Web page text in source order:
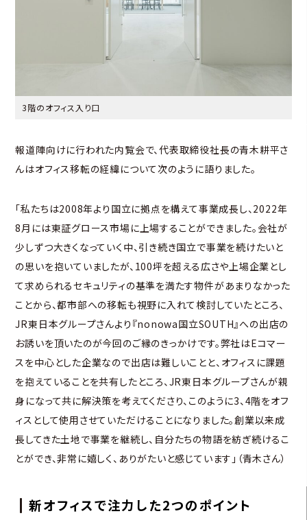
3階のオフィス入り口
報道陣向けに行われた内覧会で、代表取締役社長の青木耕平さ
んはオフィス移転の経緯について次のように語りました。
「私たちは2008年より国立に拠点を構えて事業成長し、2022年
8月には東証グロース市場に上場することができました。会社が
少しずつ大きくなっていく中、引き続き国立で事業を続けたいと
の思いを抱いていましたが、100坪を超える広さや上場企業とし
て求められるセキュリティの基準を満たす物件があまりなかった
ことから、都市部への移転も視野に入れて検討していたところ、
JR東日本グループさんより『nonowa国立SOUTH』への出店の
お誘いを頂いたのが今回のご縁のきっかけです。弊社はEコマー
スを中心とした企業なので出店は難しいことと、オフィスに課題
を抱えていることを共有したところ、JR東日本グループさんが親
身になって共に解決策を考えてくださり、このように3、4階をオフ
ィスとして使用させていただけることになりました。創業以来成
長してきた土地で事業を継続し、自分たちの物語を紡ぎ続けるこ
とができ、非常に嬉しく、ありがたいと感じています」（青木さん）
新オフィスで注力した2つのポイント